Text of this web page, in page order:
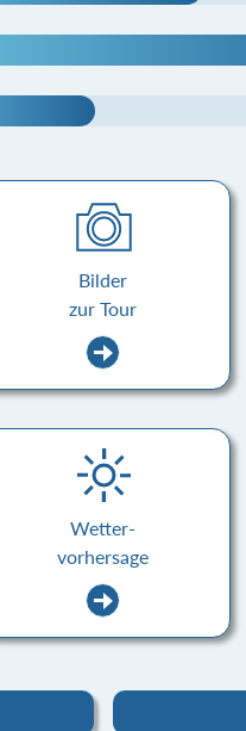
Bilder
zur Tour
Wetter-
vorhersage